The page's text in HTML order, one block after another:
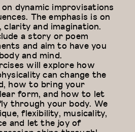
dynamic improvisations
The emphasis is on
and imagination.
a story or poem
and aim to have you
and mind.
will explore how
can change the
how to bring your
form, and how to let
through your body. We
flexibility, musicality,
and let the joy of